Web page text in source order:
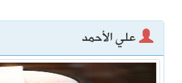
علي الأحمد